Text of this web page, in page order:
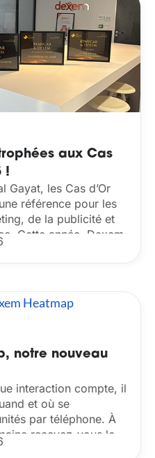
aux Cas
!
Gayat, les Cas d’Or
référence pour les
de la publicité et
Cette année, Dexem
notre nouveau
interaction compte, il
et où se
par téléphone. À
recevez-vous le
vous le plus...